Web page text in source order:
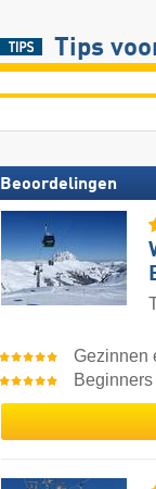
Tips
Beoordelingen
Gezinnen
Beginners